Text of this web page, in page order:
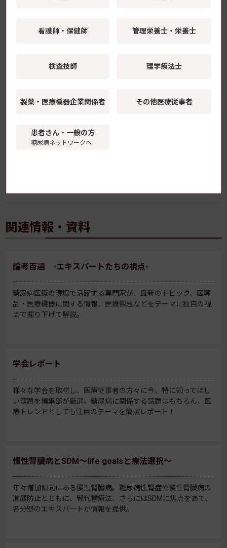
学ら
GLP-1受容体作動薬の新規開始、2型糖尿病患者の
核に局在することを解明 順天堂大学
関連情報・資料
論考百選 -エキスパートたちの視点-
糖尿病医療の現場で活躍する専門家が、最新のトピック、医薬
品・医療機器に関する情報、医療課題などをテーマに独自の視
点で掘り下げて解説。
学会レポート
様々な学会を取材し、医療従事者の方々に今、特に知ってほし
い演題を編集部が厳選。糖尿病に関係する話題はもちろん、医
療トレンドとしても注目のテーマを簡潔レポート！
慢性腎臓病とSDM～life goalsと療法選択～
年々増加傾向にある慢性腎臓病。糖尿病性腎症や慢性腎臓病の
進展防止とともに、腎代替療法、さらにはSDMに焦点をあて、
各分野のエキスパートが情報を提供。
看護師・保健師 管理栄養士・栄養士
検査技師 理学療法士
製薬・医療機器企業関係者 その他医療従事者
患者さん・一般の方
糖尿病ネットワークへ